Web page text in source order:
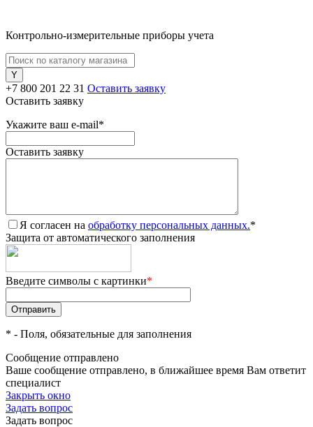
Контрольно-измерительные приборы учета
+7 800 201 22 31 Оставить заявку
Оставить заявку
Укажите ваш e-mail*
Оставить заявку
Я согласен на обработку персональных данных.*
Защита от автоматического заполнения
Введите символы с картинки*
* - Поля, обязательные для заполнения
Сообщение отправлено
Ваше сообщение отправлено, в ближайшее время Вам ответит
специалист
Закрыть окно
Задать вопрос
Задать вопрос